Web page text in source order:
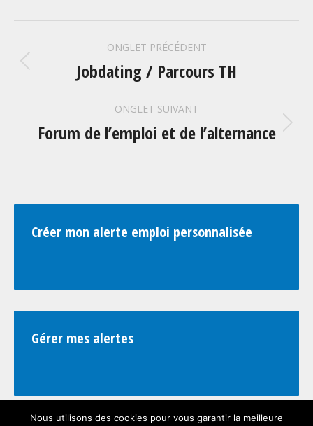
NAVIGATION
DE
COMMENTAIRE
ONGLET PRÉCÉDENT
Onglet
Jobdating / Parcours TH
ONGLET SUIVANT
Onglet
Forum de l’emploi et de l’alternance
Créer mon alerte emploi personnalisée
Gérer mes alertes
Nous utilisons des cookies pour vous garantir la meilleure